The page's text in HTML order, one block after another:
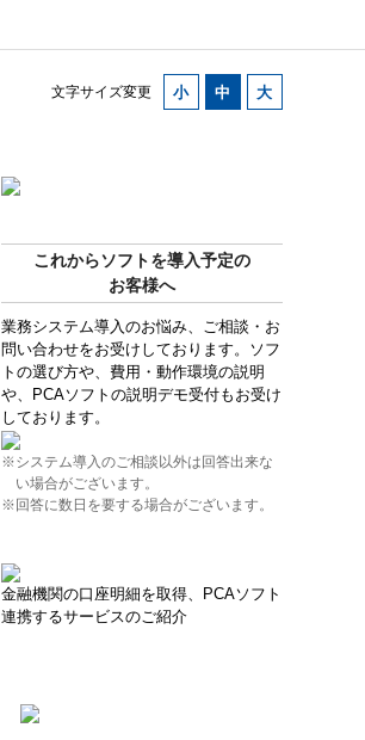
文字サイズ変更
これからソフトを導入予定の
お客様へ
業務システム導入のお悩み、ご相談・お
問い合わせをお受けしております。ソフ
トの選び方や、費用・動作環境の説明
や、PCAソフトの説明デモ受付もお受け
しております。
※システム導入のご相談以外は回答出来な
い場合がございます。
※回答に数日を要する場合がございます。
金融機関の口座明細を取得、PCAソフト
連携するサービスのご紹介